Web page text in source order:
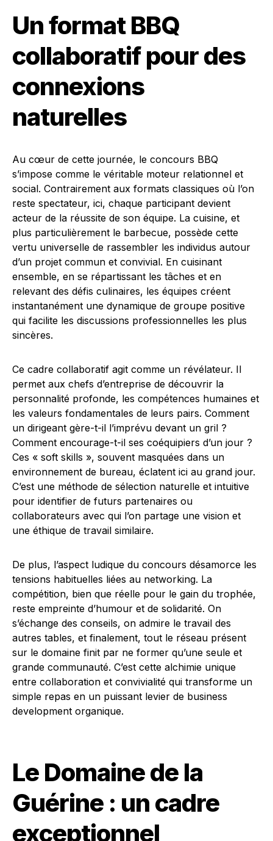
Un format BBQ
collaboratif pour des
connexions
naturelles
Au cœur de cette journée, le concours BBQ
s’impose comme le véritable moteur relationnel et
social. Contrairement aux formats classiques où l’on
reste spectateur, ici, chaque participant devient
acteur de la réussite de son équipe. La cuisine, et
plus particulièrement le barbecue, possède cette
vertu universelle de rassembler les individus autour
d’un projet commun et convivial. En cuisinant
ensemble, en se répartissant les tâches et en
relevant des défis culinaires, les équipes créent
instantanément une dynamique de groupe positive
qui facilite les discussions professionnelles les plus
sincères.
Ce cadre collaboratif agit comme un révélateur. Il
permet aux chefs d’entreprise de découvrir la
personnalité profonde, les compétences humaines et
les valeurs fondamentales de leurs pairs. Comment
un dirigeant gère-t-il l’imprévu devant un gril ?
Comment encourage-t-il ses coéquipiers d’un jour ?
Ces « soft skills », souvent masquées dans un
environnement de bureau, éclatent ici au grand jour.
C’est une méthode de sélection naturelle et intuitive
pour identifier de futurs partenaires ou
collaborateurs avec qui l’on partage une vision et
une éthique de travail similaire.
De plus, l’aspect ludique du concours désamorce les
tensions habituelles liées au networking. La
compétition, bien que réelle pour le gain du trophée,
reste empreinte d’humour et de solidarité. On
s’échange des conseils, on admire le travail des
autres tables, et finalement, tout le réseau présent
sur le domaine finit par ne former qu’une seule et
grande communauté. C’est cette alchimie unique
entre collaboration et convivialité qui transforme un
simple repas en un puissant levier de business
development organique.
Le Domaine de la
Guérine : un cadre
exceptionnel